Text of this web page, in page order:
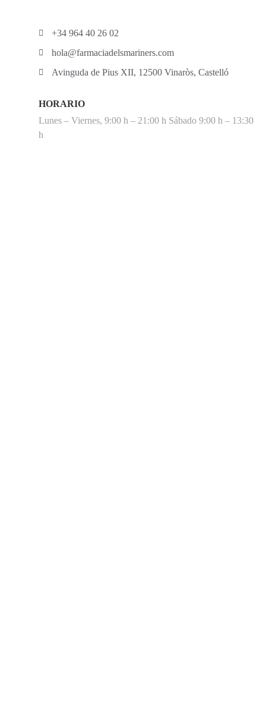
+34 964 40 26 02
hola@farmaciadelsmariners.com
Avinguda de Pius XII, 12500 Vinaròs, Castelló
HORARIO
Lunes – Viernes, 9:00 h – 21:00 h Sábado 9:00 h – 13:30
h